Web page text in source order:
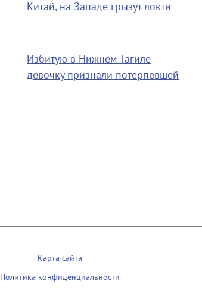
Китай, на Западе грызут локти
Избитую в Нижнем Тагиле
девочку признали потерпевшей
Карта сайта
Политика конфиденциальности